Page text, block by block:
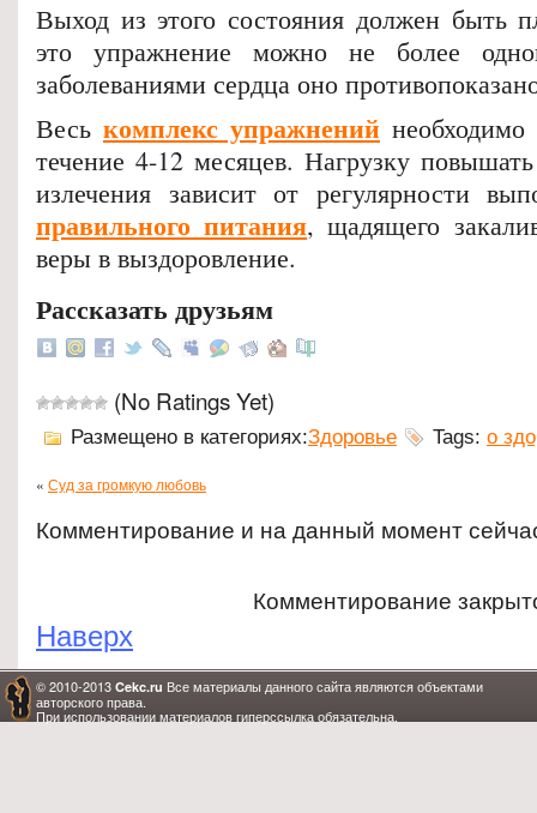
Выход из этого состояния должен быть
это упражнение можно не более
заболеваниями сердца оно
Весь комплекс упражнений
течение 4-12 месяцев. Нагрузку
излечения зависит от регулярности
правильного питания, щадящего
веры в выздоровление.
Рассказать друзьям
(No Ratings Yet)
Размещено в категориях:Здоровье Tags: о
« Суд за громкую любовь
Комментирование и на данный момент
Комментирование
Наверх
© 2010-2013 Cekc.ru Все материалы данного сайта являются объектами
авторского права.
При использовании материалов гиперссылка обязательна.